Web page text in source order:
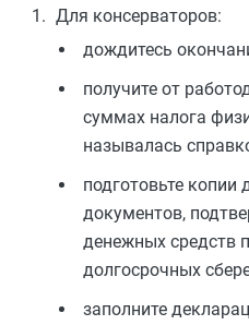
Для консерваторов:
дождитесь
получите от
суммах налога
называлась
подготовьте
документов,
денежных средств
долгосрочных
заполните